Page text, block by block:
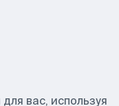
вас, используя